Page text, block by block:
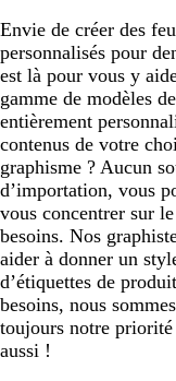
Envie de créer des
personnalisés pour
est là pour vous y
gamme de modèles
entièrement
contenus de votre
graphisme ? Aucun
d’importation, vous
vous concentrer sur
besoins. Nos
aider à donner un
d’étiquettes de
besoins, nous
toujours notre
aussi !